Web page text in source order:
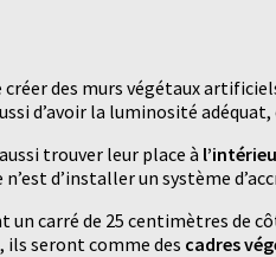
des murs végétaux
d’avoir la luminosité adéquat,
trouver leur place à
d’installer un système
carré de 25 centimètres de
ils seront comme des cadres